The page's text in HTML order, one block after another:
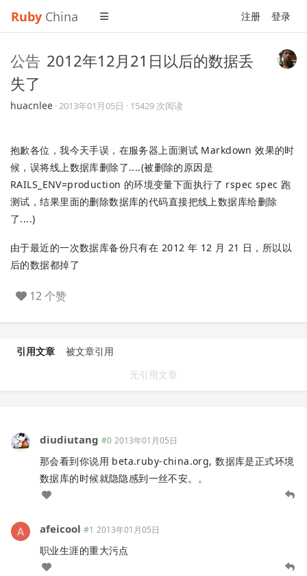
Ruby China 注册 登录
公告 2012年12月21日以后的数据丢
失了
huacnlee ·2013年01月05日 · 15429 次阅读
抱歉各位，我今天手误，在服务器上面测试 Markdown 效果的时
候，误将线上数据库删除了....(被删除的原因是
RAILS_ENV=production 的环境变量下面执行了 rspec spec 跑
测试，结果里面的删除数据库的代码直接把线上数据库给删除
了....)
由于最近的一次数据库备份只有在 2012 年 12 月 21 日，所以以
后的数据都掉了
12 个赞
引用文章
被文章引用
无引用文章
diudiutang #0 2013年01月05日
那会看到你说用 beta.ruby-china.org, 数据库是正式环境
数据库的时候就隐隐感到一丝不安。。
afeicool #1 2013年01月05日
职业生涯的重大污点